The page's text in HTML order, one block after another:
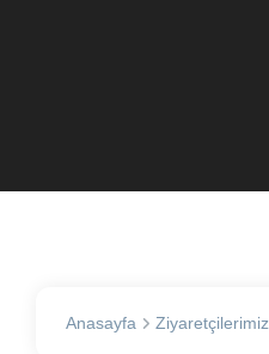
Anasayfa Ziyaretçilerimiz